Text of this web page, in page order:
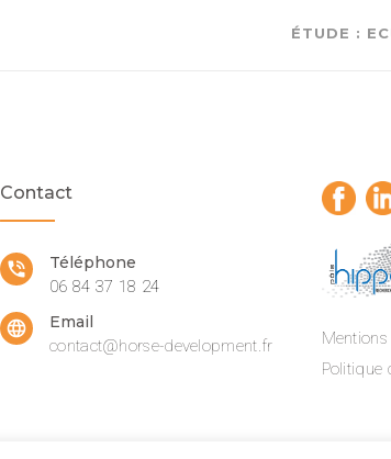
ÉTUDE :
Contact
phone_in_talk
Téléphone
06 84 37 18 24
language
Email
contact@horse-development.fr
Politique